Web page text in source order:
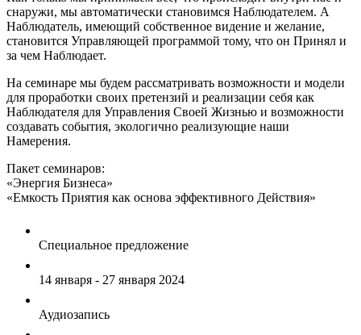
снаружи, мы автоматически становимся Наблюдателем. А
Наблюдатель, имеющий собственное видение и желание,
становится Управляющей программой тому, что он Принял и
за чем Наблюдает.
На семинаре мы будем рассматривать возможности и модели
для проработки своих претензий и реализации себя как
Наблюдателя для Управления Своей Жизнью и возможности
создавать события, экологично реализующие наши
Намерения.
Пакет семинаров:
«Энергия Бизнеса»
«Емкость Приятия как основа эффективного Действия»
Специальное предложение
14 января - 27 января 2024
Аудиозапись